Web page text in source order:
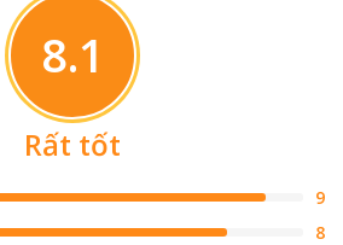
8.1
Rất tốt
9
8